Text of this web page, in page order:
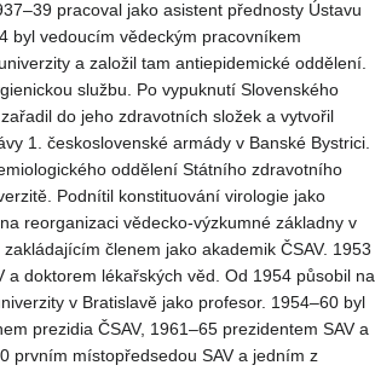
pracoval jako asistent přednosty Ústavu
byl vedoucím vědeckým pracovníkem
a založil tam antiepidemické oddělení.
službu. Po vypuknutí Slovenského
do jeho zdravotních složek a vytvořil
1. československé armády v Banské Bystrici.
oddělení Státního zdravotního
Podnítil konstituování virologie jako
reorganizaci vědecko-výzkumné základny v
členem jako akademik ČSAV. 1953
a doktorem lékařských věd. Od 1954 působil na
v Bratislavě jako profesor. 1954–60 byl
prezidia ČSAV, 1961–65 prezidentem SAV a
prvním místopředsedou SAV a jedním z